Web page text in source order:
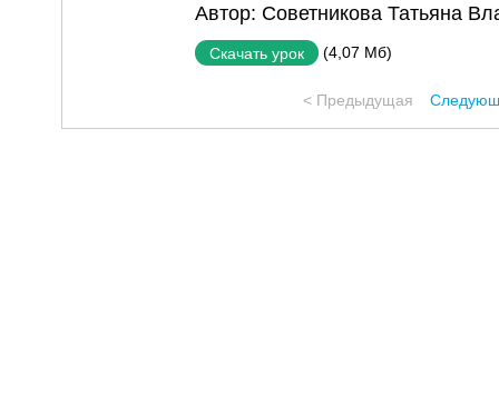
Автор: Советникова Татьяна
Скачать урок (4,07 Мб)
< Предыдущая